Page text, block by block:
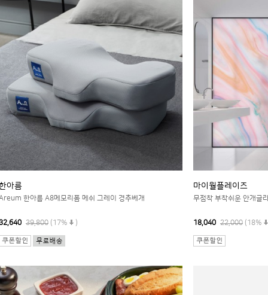
아름
한아름 A8메모리폼 메쉬 그레이 경추베개
39,800 (17% )
마이월플레이즈
무점착 부착쉬운 안개글
18,040 22,000 (18%